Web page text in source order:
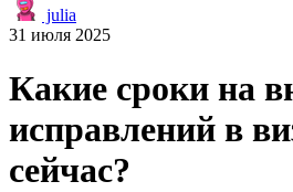
julia
31 июля 2025
Какие сроки на
исправлений в
сейчас?